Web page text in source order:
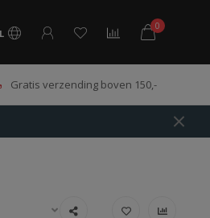
0
Gratis verzending boven 150,-